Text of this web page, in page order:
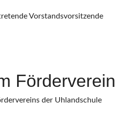
Vorstandsvorsitzende
Förderverein
der Uhlandschule